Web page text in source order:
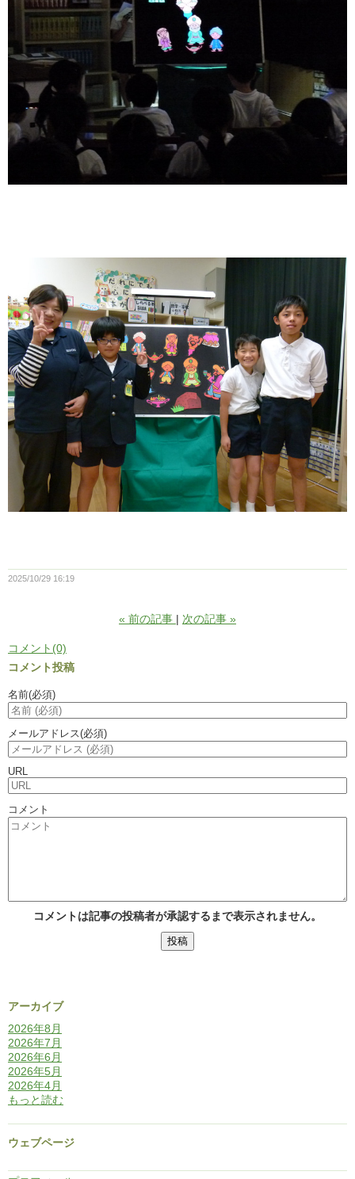
2025/10/29 16:19
« 前の記事 次の記事 »
コメント(0)
コメント投稿
名前(必須)
メールアドレス(必須)
URL
コメント
コメントは記事の投稿者が承認するまで表示されません。
アーカイブ
2026年8月
2026年7月
2026年6月
2026年5月
2026年4月
もっと読む
ウェブページ